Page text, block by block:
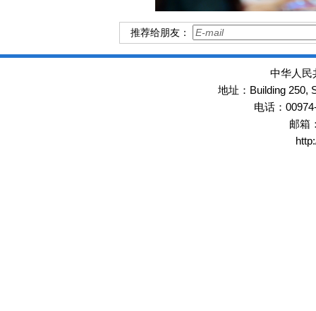
推荐给朋友：
中华人民
地址： Building 250,
电话：
邮箱